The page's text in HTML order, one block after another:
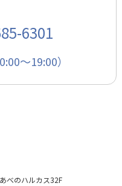
6301
～19:00）
べのハルカス32F